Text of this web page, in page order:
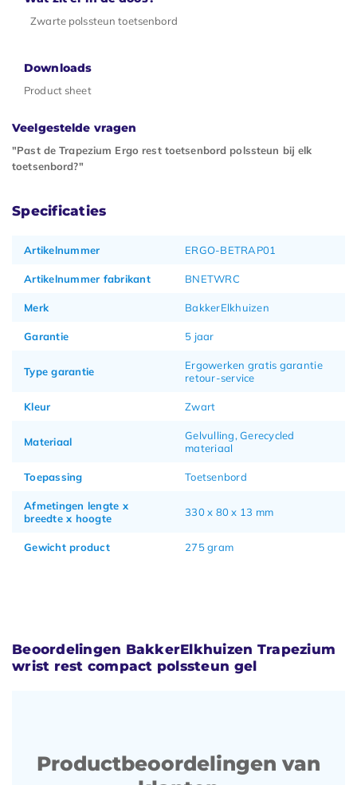
Zwarte polssteun toetsenbord
Downloads
Product sheet
Veelgestelde vragen
"Past de Trapezium Ergo rest toetsenbord polssteun bij elk
toetsenbord?"
Specificaties
Artikelnummer ERGO-BETRAP01
Artikelnummer fabrikant BNETWRC
Merk BakkerElkhuizen
Garantie 5 jaar
Type garantie
Ergowerken gratis garantie
retour-service
Kleur Zwart
Materiaal
Gelvulling, Gerecycled
materiaal
Toepassing Toetsenbord
Afmetingen lengte x
breedte x hoogte
330 x 80 x 13 mm
Gewicht product 275 gram
Beoordelingen BakkerElkhuizen Trapezium
wrist rest compact polssteun gel
Productbeoordelingen van